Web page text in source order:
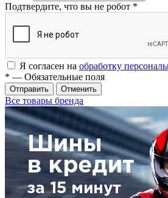
Подтвердите, что вы не робот *
Я согласен на обработку
* — Обязательные поля
Отменить
Все товары бренда